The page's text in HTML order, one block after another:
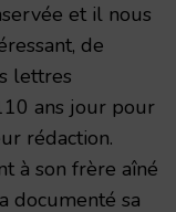
et il nous
de
lettres
ans jour pour
rédaction.
à son frère aîné
documenté sa